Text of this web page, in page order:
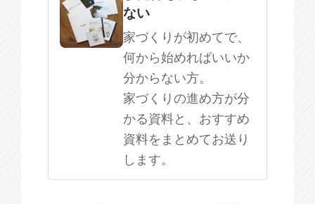
ない
家づくりが初めてで、
何から始めればいいか
分からない方。
家づくりの進め方が分
かる資料と、おすすめ
資料をまとめてお送り
します。